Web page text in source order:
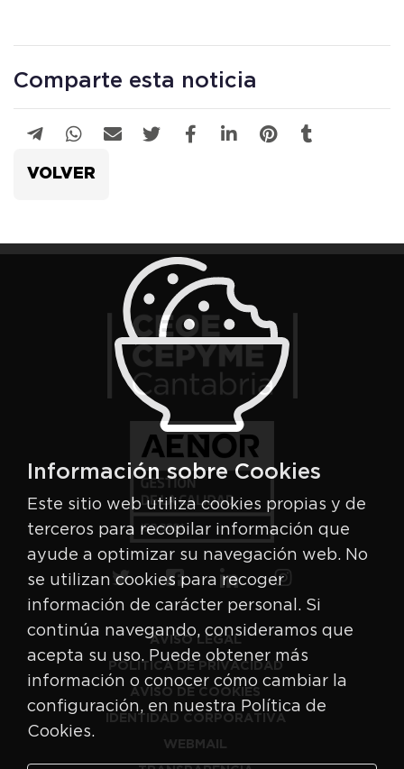
Comparte esta noticia
VOLVER
AVISO LEGAL
POLÍTICA DE PRIVACIDAD
AVISO DE COOKIES
IDENTIDAD CORPORATIVA
WEBMAIL
Información sobre Cookies
Este sitio web utiliza cookies propias y de
terceros para recopilar información que
ayude a optimizar su navegación web. No
se utilizan cookies para recoger
información de carácter personal. Si
continúa navegando, consideramos que
acepta su uso. Puede obtener más
información o conocer cómo cambiar la
configuración, en nuestra Política de
Cookies.